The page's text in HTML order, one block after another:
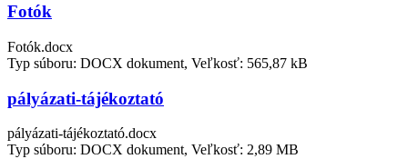
Fotók
Fotók.docx
Typ súboru: DOCX dokument, Veľkosť: 565,87 kB
pályázati-tájékoztató
pályázati-tájékoztató.docx
Typ súboru: DOCX dokument, Veľkosť: 2,89 MB